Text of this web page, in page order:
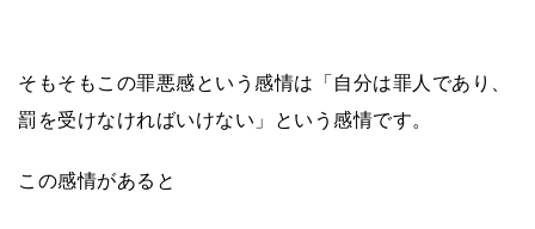
そもそもこの罪悪感という感情は「自分は罪人であり、
罰を受けなければいけない」という感情です。
この感情があると